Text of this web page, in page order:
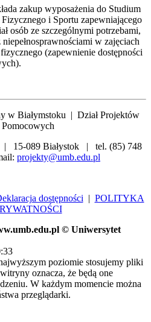
zakup wyposażenia do Studium
i Sportu zapewniającego
osób ze szczególnymi potrzebami,
w zajęciach
(zapewnienie dostępności
w Białymstoku | Dział Projektów
Pomocowych
| 15-089 Białystok | tel. (85) 748
projekty@umb.edu.pl
dostępności | POLITYKA
© Uniwersytet
poziomie stosujemy pliki
oznacza, że będą one
W każdym momencie można
przeglądarki.